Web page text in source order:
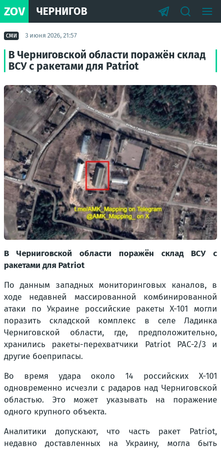
ZOV ЧЕРНИГОВ
СМИ 3 июня 2026, 21:57
В Черниговской области поражён склад
ВСУ с ракетами для Patriot
В Черниговской области поражён склад ВСУ с
ракетами для Patriot
По данным западных мониторинговых каналов, в
ходе недавней массированной комбинированной
атаки по Украине российские ракеты Х-101 могли
поразить складской комплекс в селе Ладинка
Черниговской области, где, предположительно,
хранились ракеты-перехватчики Patriot PAC-2/3 и
другие боеприпасы.
Во время удара около 14 российских Х-101
одновременно исчезли с радаров над Черниговской
областью. Это может указывать на поражение
одного крупного объекта.
Аналитики допускают, что часть ракет Patriot,
недавно доставленных на Украину, могла быть